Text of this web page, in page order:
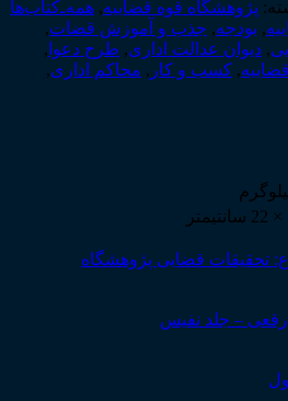
پژوهشگاه قوه قضاییه, همه‌ـ‌کتاب‌ها
, بودجه, جذب و آموزش قضات,
, دیوان عدالت اداری, طرح دعوا ,
, کسب و کار , محاکم اداری,
تحقیقات قضایی پژوهشگاه
رقعی – جلد نفیس